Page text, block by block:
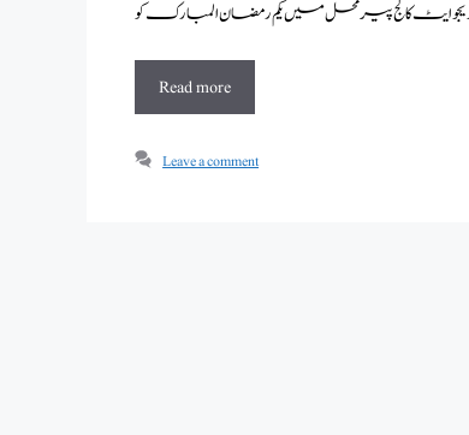
Read more
Leave a comment